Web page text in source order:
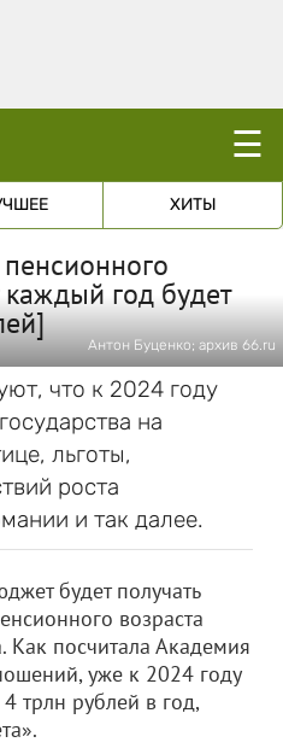
☰
ХИТЫ
год будет
Антон Буценко; архив 66.ru
что к 2024 году
на
льготы,
роста
и так далее.
будет получать
возраста
Как посчитала Академия
уже к 2024 году
трлн рублей в год,